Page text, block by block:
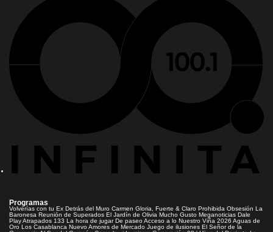
Programas
Volverías con tu Ex Detrás del Muro Carmen Gloria, Fuerte & Claro Prohibida Obsesión La
Baronesa Reunión de Superados El Jardín de Olivia Mucho Gusto Meganoticias Dale
PlayAtrapados 133 La hora de jugar De paseoAcceso a lo Nuestro Viña 2026 Aguas de
Oro Los Casablanca Nuevo Amores de Mercado Juego de ilusiones El Señor de la